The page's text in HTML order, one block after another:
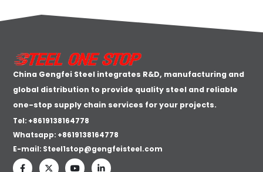
China Gengfei Steel integrates R&D, manufacturing and
global distribution to provide quality steel and reliable
one-stop supply chain services for your projects.
Tel: +8619138164778
Whatsapp: +8619138164778
E-mail: Steel1stop@gengfeisteel.com